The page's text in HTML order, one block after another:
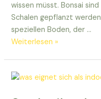
wissen müsst. Bonsai
Schalen gepflanzt
speziellen Boden, der …
Welchen
japanische
Weiterlesen »